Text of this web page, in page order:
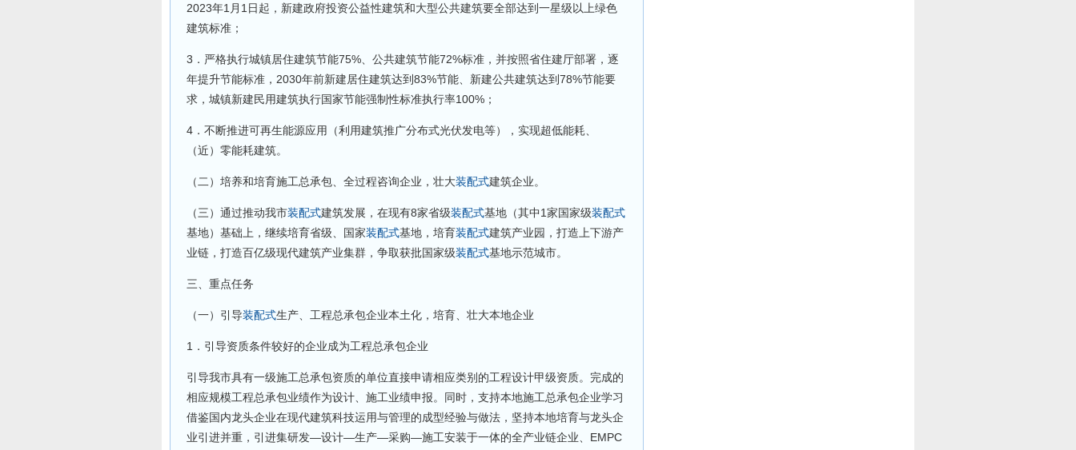
2023年1月1日起，新建政府投资公益性建筑和大型公共建筑要全部达到一星级以上绿色
建筑标准；
3．严格执行城镇居住建筑节能75%、公共建筑节能72%标准，并按照省住建厅部署，逐
年提升节能标准，2030年前新建居住建筑达到83%节能、新建公共建筑达到78%节能要
求，城镇新建民用建筑执行国家节能强制性标准执行率100%；
4．不断推进可再生能源应用（利用建筑推广分布式光伏发电等），实现超低能耗、
（近）零能耗建筑。
（二）培养和培育施工总承包、全过程咨询企业，壮大装配式建筑企业。
（三）通过推动我市装配式建筑发展，在现有8家省级装配式基地（其中1家国家级装配式
基地）基础上，继续培育省级、国家装配式基地，培育装配式建筑产业园，打造上下游产
业链，打造百亿级现代建筑产业集群，争取获批国家级装配式基地示范城市。
三、重点任务
（一）引导装配式生产、工程总承包企业本土化，培育、壮大本地企业
1．引导资质条件较好的企业成为工程总承包企业
引导我市具有一级施工总承包资质的单位直接申请相应类别的工程设计甲级资质。完成的
相应规模工程总承包业绩作为设计、施工业绩申报。同时，支持本地施工总承包企业学习
借鉴国内龙头企业在现代建筑科技运用与管理的成型经验与做法，坚持本地培育与龙头企
业引进并重，引进集研发—设计—生产—采购—施工安装于一体的全产业链企业、EMPC